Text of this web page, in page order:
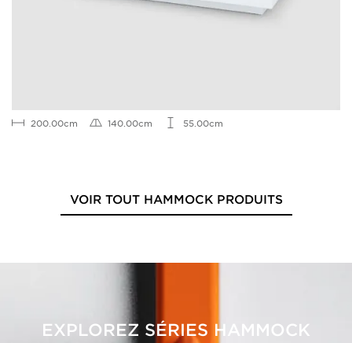
200.00cm 140.00cm 55.00cm
VOIR TOUT HAMMOCK PRODUITS
EXPLOREZ SÉRIES HAMMOCK